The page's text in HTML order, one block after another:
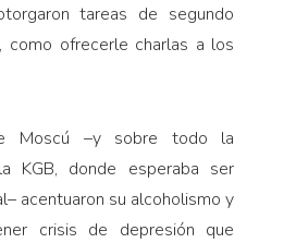
tareas de segundo
como ofrecerle charlas a los
Moscú –y sobre todo la
KGB, donde esperaba ser
acentuaron su alcoholismo y
crisis de depresión que